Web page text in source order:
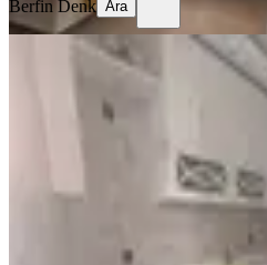
Berfin Denk Ara
Sağlam'dan
Kiralık Daire
130 m² ·
220.000 ₺